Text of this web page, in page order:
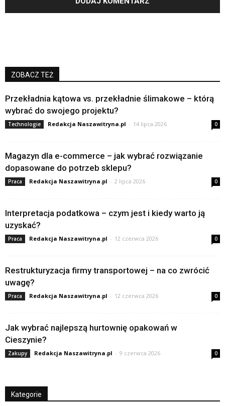
ZOBACZ TEŻ
Przekładnia kątowa vs. przekładnie ślimakowe – którą
wybrać do swojego projektu?
Technologie Redakcja Naszawitryna.pl - 14 lipca 2026 0
Magazyn dla e-commerce – jak wybrać rozwiązanie
dopasowane do potrzeb sklepu?
Praca Redakcja Naszawitryna.pl - 2 lipca 2026 0
Interpretacja podatkowa – czym jest i kiedy warto ją
uzyskać?
Praca Redakcja Naszawitryna.pl - 12 czerwca 2026 0
Restrukturyzacja firmy transportowej – na co zwrócić
uwagę?
Praca Redakcja Naszawitryna.pl - 12 czerwca 2026 0
Jak wybrać najlepszą hurtownię opakowań w
Cieszynie?
Zakupy Redakcja Naszawitryna.pl - 9 czerwca 2026 0
Kategorie